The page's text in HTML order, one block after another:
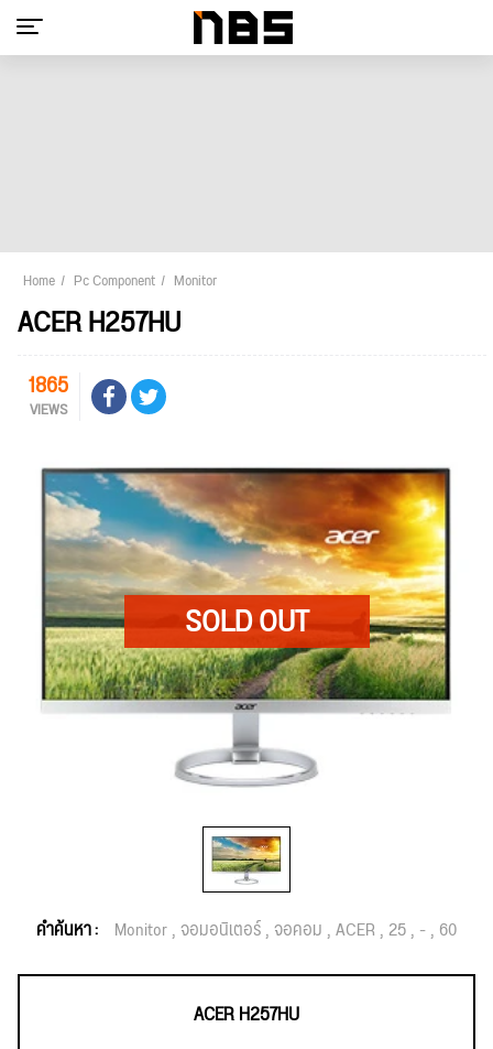
Home Pc Component Monitor
ACER H257HU
1865
VIEWS
คำค้นหา : Monitor จอมอนิเตอร์ จอคอม ACER 25 - 60
ACER H257HU